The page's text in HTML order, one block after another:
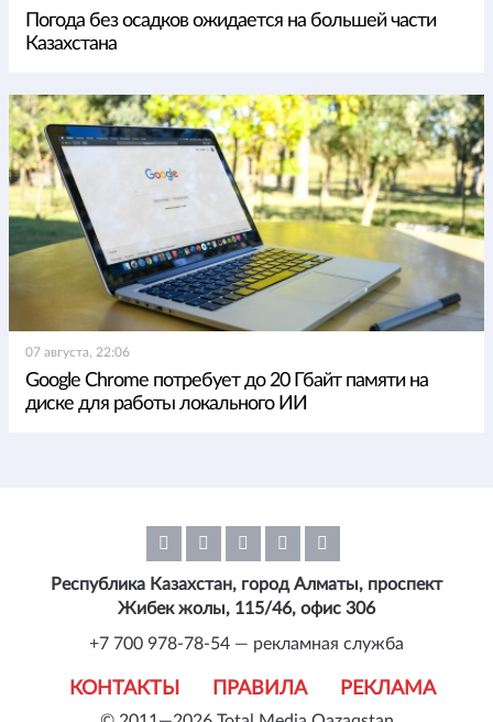
Погода без осадков ожидается на большей части
Казахстана
07 августа, 22:06
Google Chrome потребует до 20 Гбайт памяти на
диске для работы локального ИИ
КОНТАКТЫ ПРАВИЛА РЕКЛАМА
Республика Казахстан, город Алматы, проспект
Жибек жолы, 115/46, офис 306
+7 700 978-78-54 — рекламная служба